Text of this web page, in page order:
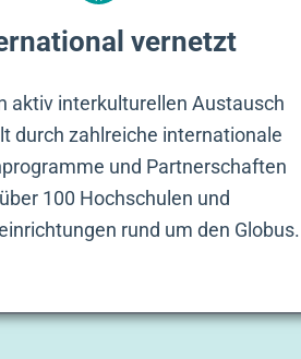
vernetzt
aktiv interkulturellen Austausch
durch zahlreiche internationale
und Partnerschaften
100 Hochschulen und
rund um den Globus.